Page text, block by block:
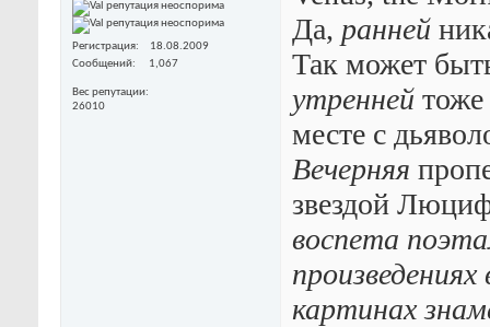
Регистрация
18.08.2009
Сообщений
1,067
Вес репутации
26010
Да, ранней
Так может
утренней тоже
месте с
Вечерняя
звездой
воспета
картинах